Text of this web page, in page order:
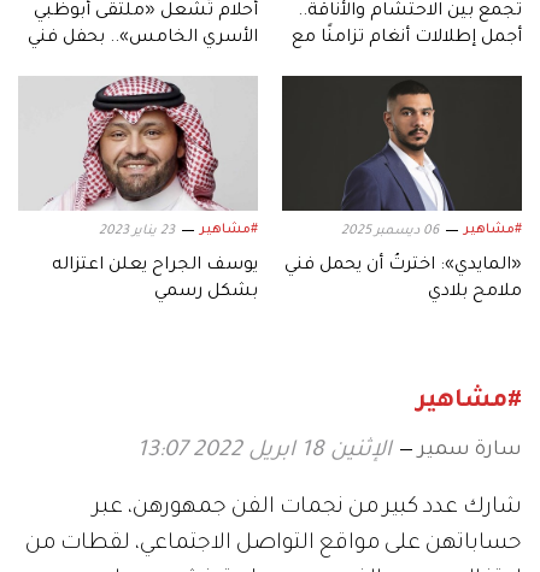
تجمع بين الاحتشام والأناقة..
أجمل إطلالات أنغام تزامنًا مع
أحلام تُشعل «ملتقى أبوظبي
الأسري الخامس».. بحفل فني
#مشاهير 06 ديسمبر 2025
«المايدي»: اخترتُ أن يحمل فني
ملامح بلادي
#مشاهير 23 يناير 2023
يوسف الجراح يعلن اعتزاله
بشكل رسمي
#مشاهير
سارة سمير الإثنين 18 ابريل 2022 13:07
شارك عدد كبير من نجمات الفن جمهورهن، عبر
حساباتهن على مواقع التواصل الاجتماعي، لقطات من